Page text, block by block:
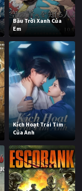
Bầu Trời Xanh Của
Em
Kích Hoạt Trái Tim
Của Anh